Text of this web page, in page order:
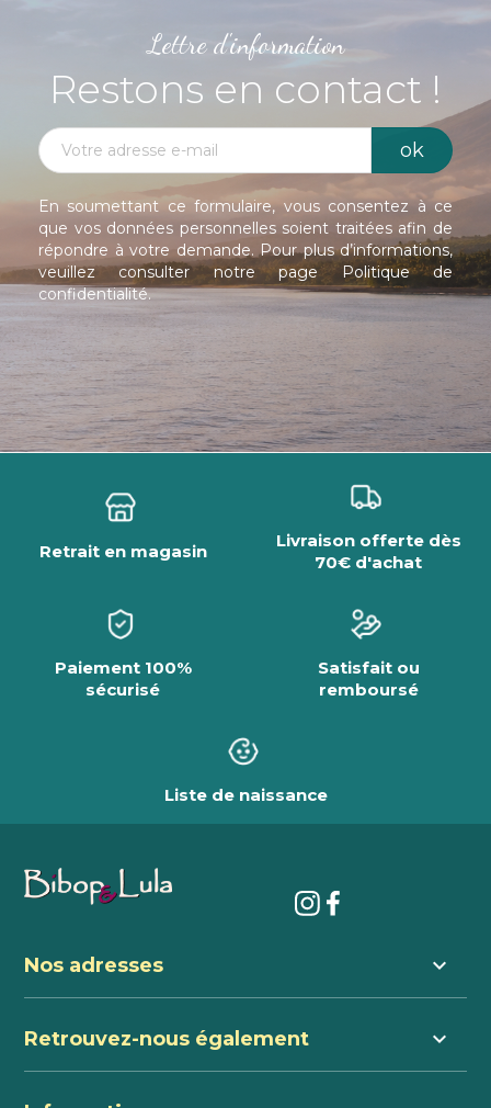
Lettre d'information
Restons en contact !
En soumettant ce formulaire, vous consentez à ce
que vos données personnelles soient traitées afin de
répondre à votre demande. Pour plus d’informations,
veuillez consulter notre page Politique de
confidentialité.
Retrait en magasin
Livraison offerte dès
70€ d'achat
Paiement 100%
sécurisé
Satisfait ou
remboursé
Liste de naissance
Nos adresses keyboard_arrow_down
Retrouvez-nous également keyboard_arrow_down